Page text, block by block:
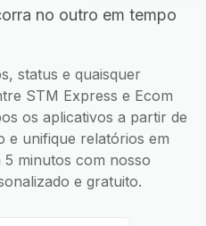
no outro em tempo
status e quaisquer
STM Express e Ecom
os aplicativos a partir de
e unifique relatórios em
minutos com nosso
e gratuito.